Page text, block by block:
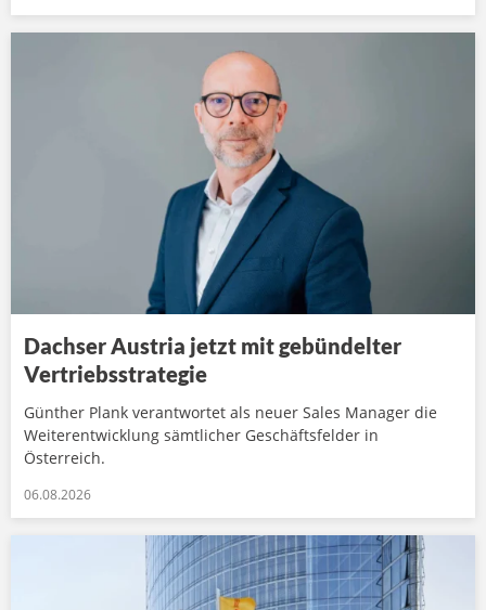
Dachser Austria jetzt mit gebündelter
Vertriebsstrategie
Günther Plank verantwortet als neuer Sales Manager die
Weiterentwicklung sämtlicher Geschäftsfelder in
Österreich.
06.08.2026